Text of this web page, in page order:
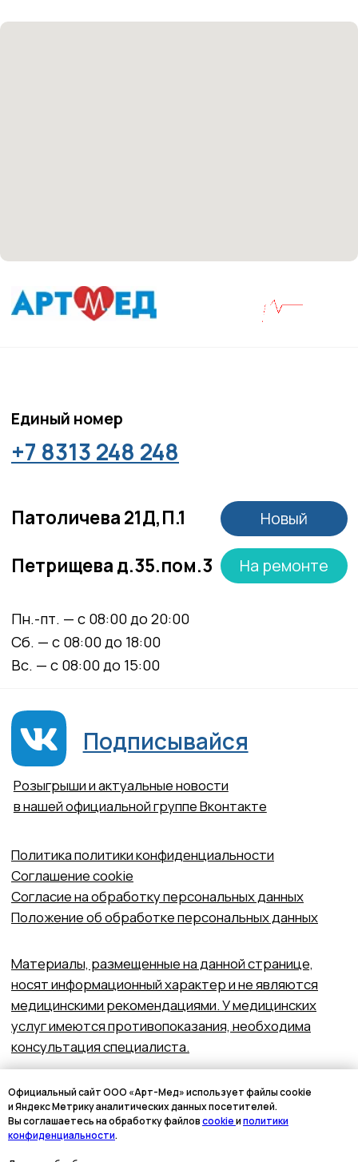
Политика политики конфиденциальности
Официальный сайт ООО «Арт-Мед» использует файлы cookie
и Яндекс Метрику аналитических данных посетителей.
Вы соглашаетесь на обработку файловcookieиполитики
конфиденциальности.